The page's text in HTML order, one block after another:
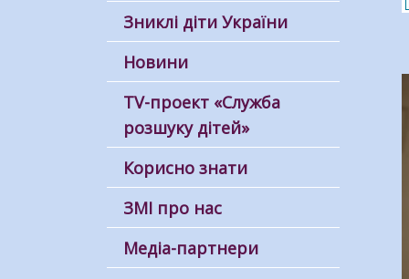
Зниклі діти України
Новини
ТV-проект «Служба
розшуку дітей»
Корисно знати
ЗМІ про нас
Медіа-партнери